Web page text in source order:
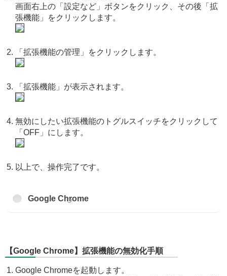
画面右上の「設定など」ボタンをクリック、その後「拡
張機能」をクリックします。
「拡張機能の管理」をクリックします。
「拡張機能」が表示されます。
無効にしたい拡張機能のトグルスイッチをクリックして
「OFF」にします。
以上で、操作完了です。
Google Chrome
【Google Chrome】拡張機能の無効化手順
Google Chromeを起動します。